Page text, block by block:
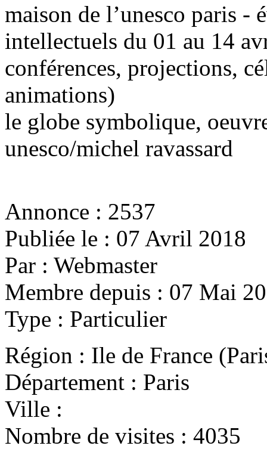
maison de l’unesco paris -
intellectuels du 01 au 14
conférences, projections,
animations)
le globe symbolique,
unesco/michel ravassard
Annonce : 2537
Publiée le : 07 Avril 2018
Par : Webmaster
Membre depuis : 07 Mai
Type : Particulier
Région : Ile de France
Département : Paris
Ville :
Nombre de visites : 4035